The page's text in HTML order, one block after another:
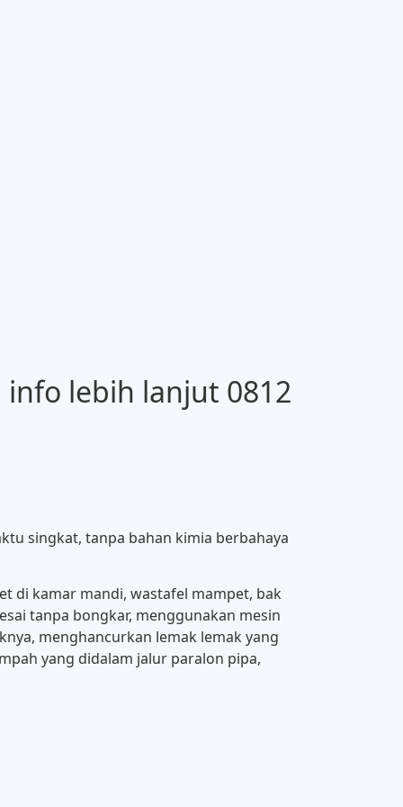
lebih lanjut 0812
singkat, tanpa bahan kimia berbahaya
di kamar mandi, wastafel mampet, bak
tanpa bongkar, menggunakan mesin
menghancurkan lemak lemak yang
yang didalam jalur paralon pipa,